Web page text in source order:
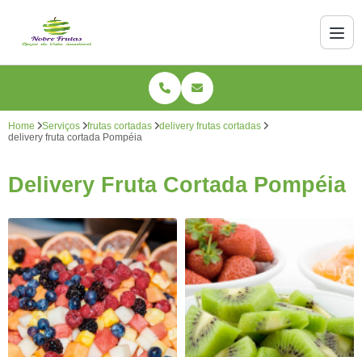
Home Serviços frutas cortadas
delivery frutas cortadas
delivery fruta cortada Pompéia
Delivery Fruta Cortada Pompéia